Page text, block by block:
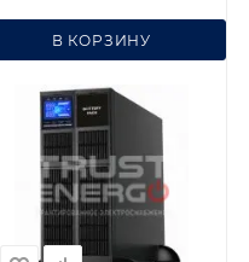
В КОРЗИНУ